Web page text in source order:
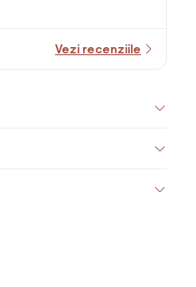
Vezi recenziile